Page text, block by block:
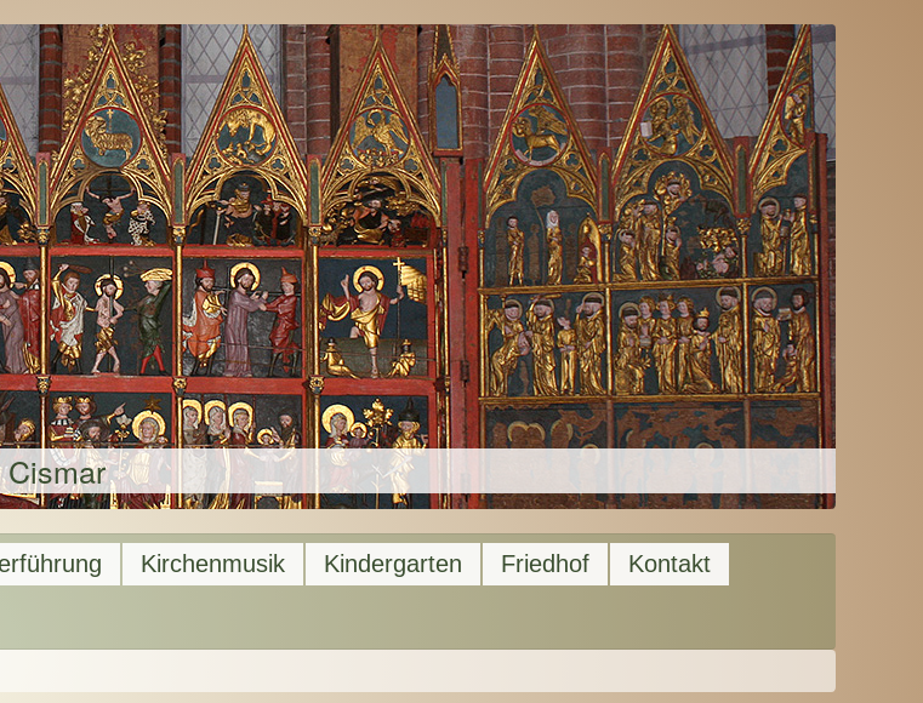
Kirchenmusik Kindergarten Friedhof Kontakt